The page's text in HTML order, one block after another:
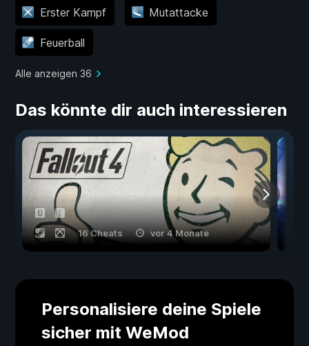
Erster Kampf Mutattacke
Feuerball
Alle anzeigen 36
Das könnte dir auch interessieren
16 Cheats vor 4 Monate
Personalisiere deine Spiele
sicher mit WeMod